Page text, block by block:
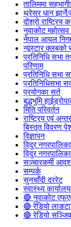
तालिममा
थ्रेसर धान
दोश्रो राष्ट्रिय
नुवाकोट
नेपाल आयल
न्यूस्टार क्लबको
प्रतिनिधि सभा
परिणाम
प्रतिनिधि सभा
प्रतिनिधिसभा
प्रयोगका सर्त
बुद्धभुमि
मिति परिवर्तन
राष्ट्रिय एवं
बिस्तृत विवरण
विज्ञापन
विदुर
विदुर
सञ्चारकर्मी
सम्पर्क
सुनचाँदी दररेट
स्वास्थ्य
🔴 नुवाकोट
🔴 रेडियो
🔴 रेडियो